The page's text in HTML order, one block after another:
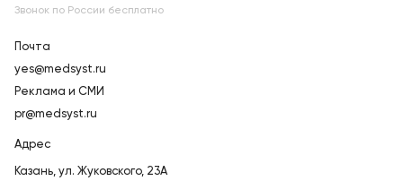
Звонок по России бесплатно
Почта
yes@medsyst.ru
Реклама и СМИ
pr@medsyst.ru
Адрес
Казань, ул. Жуковского, 23А